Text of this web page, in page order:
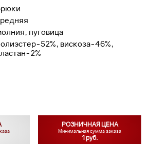
пуговица
52%, вискоза-46%,
2%
РОЗНИЧНАЯ ЦЕНА
Минимальная сумма заказа
1 руб.